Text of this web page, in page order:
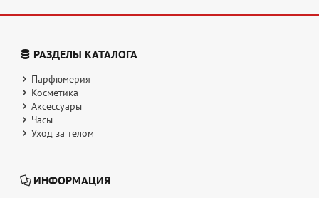
РАЗДЕЛЫ КАТАЛОГА
Парфюмерия
Косметика
Аксессуары
Часы
Уход за телом
ИНФОРМАЦИЯ